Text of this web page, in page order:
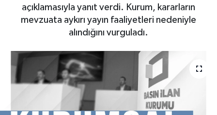
açıklamasıyla yanıt verdi. Kurum, kararların
mevzuata aykırı yayın faaliyetleri nedeniyle
alındığını vurguladı.
Kültür Sanat
Müzik
Piyasa